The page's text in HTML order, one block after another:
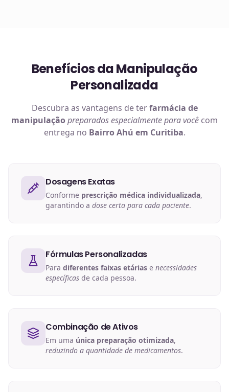
Benefícios da Manipulação
Personalizada
Descubra as vantagens de terfarmácia de
manipulaçãopreparados especialmente para você com
entrega no Bairro Ahú em Curitiba.
Dosagens Exatas
Conforme prescrição médica individualizada,
garantindo a dose certa para cada paciente.
Fórmulas Personalizadas
Para diferentes faixas etárias e necessidades
específicas de cada pessoa.
Combinação de Ativos
Em uma única preparação otimizada,
reduzindo a quantidade de medicamentos.